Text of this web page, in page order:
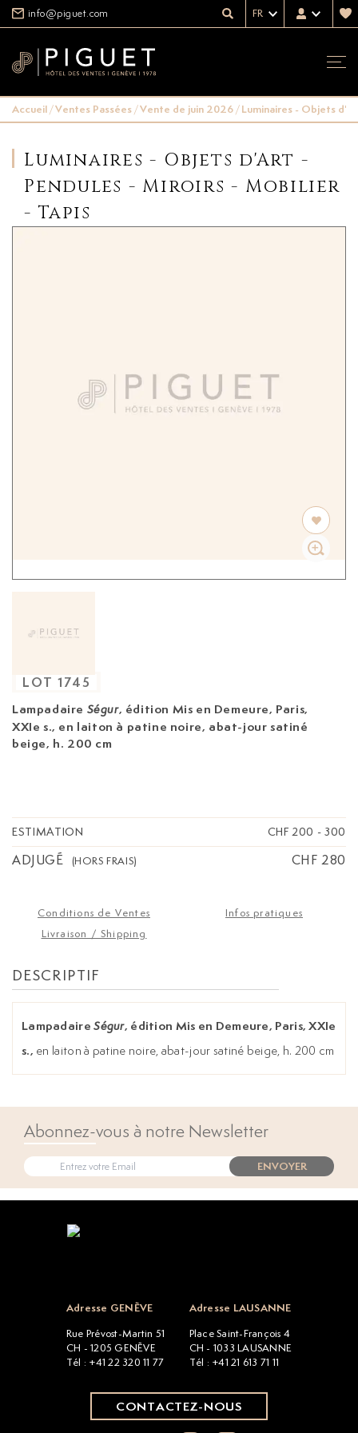
info@piguet.com FR
Accueil/Ventes Passées/Vente de juin 2026/Luminaires - Objets
Luminaires - Objets d'Art -
Pendules - Miroirs - Mobilier
- Tapis
Lampadaire Ségur, édition Mis en Demeure, Paris,
XXIe s.,
beige, h. 200 cm
LOT 1745
ESTIMATION CHF 200 - 300
ADJUGÉ (HORS FRAIS) CHF 280
Conditions de Ventes
Infos pratiques
Livraison / Shipping
DESCRIPTIF
LampadaireSégur, édition Mis en Demeure, Paris, XXIe
s., en laiton à patine noire, abat-jour satiné beige, h. 200 cm
Abonnez-vous à notre Newsletter
ENVOYER
Adresse GENÈVE
Rue Prévost-Martin 51
CH - 1205 GENÈVE
Tél : +41 22 320 11 77
Adresse LAUSANNE
Place Saint-François 4
CH - 1033 LAUSANNE
Tél : +41 21 613 71 11
CONTACTEZ-NOUS